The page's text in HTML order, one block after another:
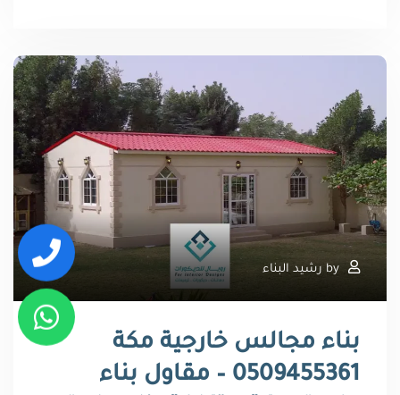
by رشيد البناء
بناء مجالس خارجية مكة
0509455361 – مقاول بناء